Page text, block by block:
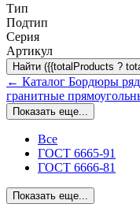
Тип
Подтип
Серия
Артикул
Найти ({{totalProducts ?
← Каталог Бордюры
гранитные
Показать еще...
Все
ГОСТ 6665-91
ГОСТ 6666-81
Показать еще...